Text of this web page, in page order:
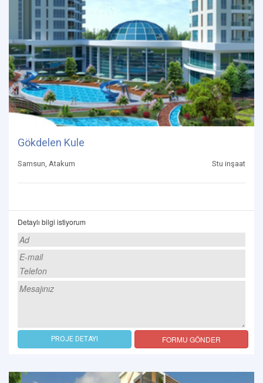
Gökdelen Kule
Samsun, Atakum Stu inşaat
Detaylı bilgi istiyorum
PROJE DETAYI FORMU GÖNDER